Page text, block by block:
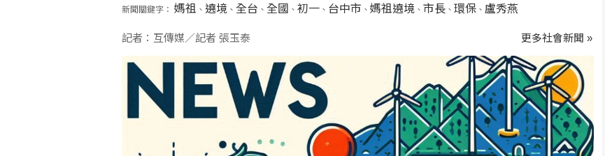
新聞關鍵字： 媽祖 、 遶境、 全台 、 全國 、 初一、 台中市 、 媽祖遶境、 市長、 環保、 盧秀燕
記者：互傳媒／記者 張玉泰 更多社會新聞 »